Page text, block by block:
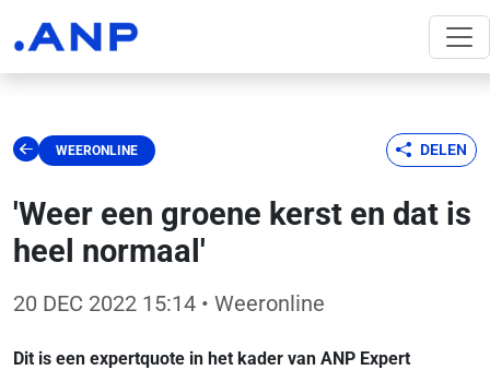
WEERONLINE DELEN
'Weer een groene kerst en dat is
heel normaal'
20 DEC 2022 15:14 • Weeronline
Dit is een expertquote in het kader van ANP Expert